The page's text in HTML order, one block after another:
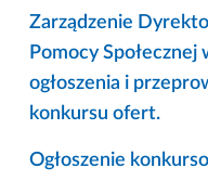
Zarządzenie
Pomocy
ogłoszenia i
konkursu ofert.
Ogłoszenie